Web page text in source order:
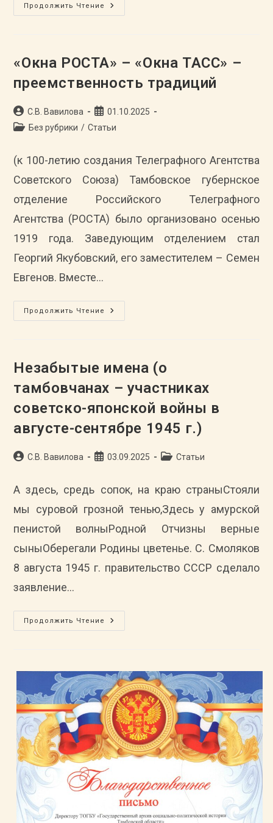
Продолжить Чтение
«Пусть
Шумят
Земной
Красоты»
170-
Дня
Рождения
Российского
Естествоиспытателя
И.В.
Мичурина)
«Окна РОСТА» – «Окна ТАСС» –
преемственность традиций
Автор
записи:
С.В. Вавилова
Запись
опубликована:
01.10.2025
РубрикаБез рубрики / Статьи
(к 100-летию создания Телеграфного Агентства
Советского Союза) Тамбовское губернское
отделение Российского Телеграфного
Агентства (РОСТА) было организовано осенью
1919 года. Заведующим отделением стал
Георгий Якубовский, его заместителем – Семен
Евгенов. Вместе…
Продолжить Чтение
«Окна
РОСТА»
Преемственность
Традиций
Незабытые имена (о
тамбовчанах – участниках
советско-японской войны в
августе-сентябре 1945 г.)
АвторС.В. Вавилова
Запись03.09.2025
Рубрика
Статьи
А здесь, средь сопок, на краю страныСтояли
мы суровой грозной тенью,Здесь у амурской
пенистой волныРодной Отчизны верные
сыныОберегали Родины цветенье. С. Смоляков
8 августа 1945 г. правительство СССР сделало
заявление…
Продолжить Чтение
Незабытые
Имена
Советско-
Японской
Войны
В
Августе-
Сентябре
1945
Г.)